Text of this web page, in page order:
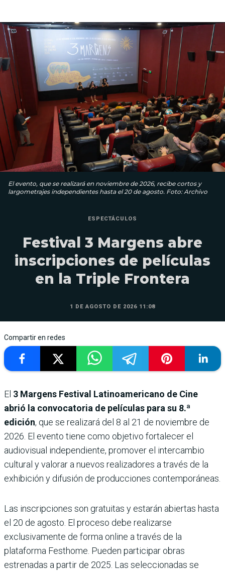
El evento, que se realizará en noviembre de 2026, recibe cortos y
largometrajes independientes hasta el 20 de agosto. Foto: Archivo
ESPECTÁCULOS
Festival 3 Margens abre
inscripciones de películas
en la Triple Frontera
1 DE AGOSTO DE 2026 11:08
Compartir en redes
El 3 Margens Festival Latinoamericano de Cine
abrió la convocatoria de películas para su 8.ª
edición, que se realizará del 8 al 21 de noviembre de
2026. El evento tiene como objetivo fortalecer el
audiovisual independiente, promover el intercambio
cultural y valorar a nuevos realizadores a través de la
exhibición y difusión de producciones contemporáneas.
Las inscripciones son gratuitas y estarán abiertas hasta
el 20 de agosto. El proceso debe realizarse
exclusivamente de forma online a través de la
plataforma Festhome. Pueden participar obras
estrenadas a partir de 2025. Las seleccionadas se